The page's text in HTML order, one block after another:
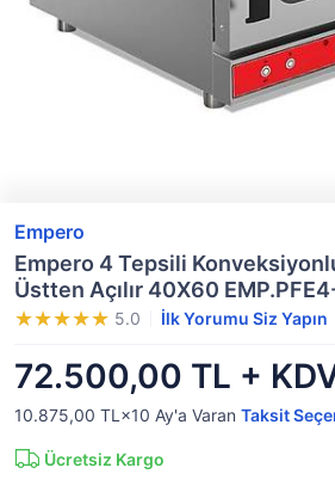
Empero
Empero 4 Tepsili
Üstten Açılır 40X60
5.0 İlk Yorumu Siz Yapın
72.500,00 TL +
10.875,00 TL×10 Ay'a Varan Taksit
Ücretsiz Kargo